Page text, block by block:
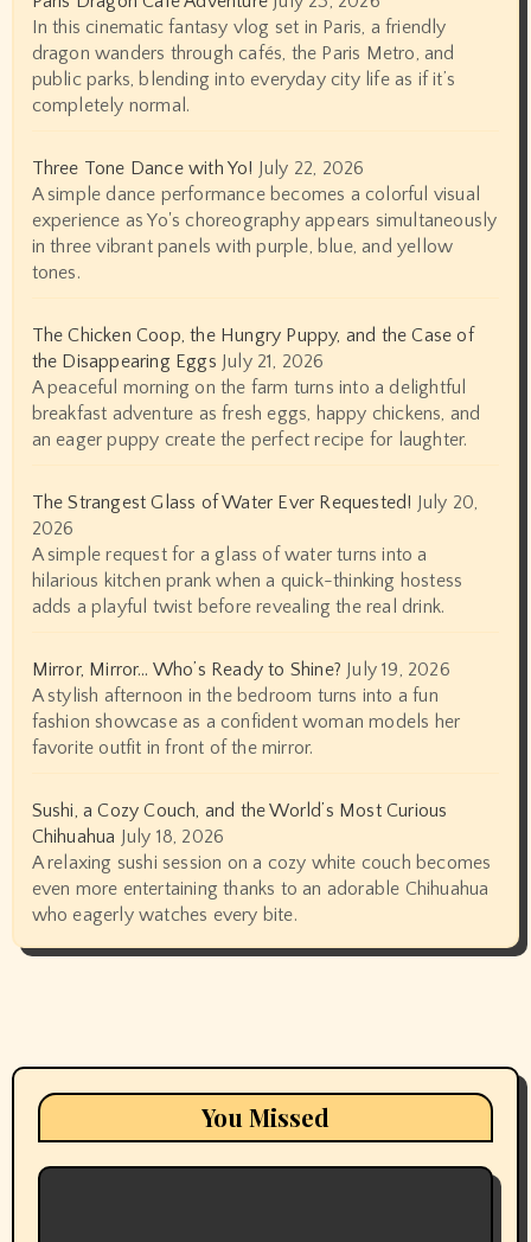
In this cinematic fantasy vlog set in Paris, a friendly
dragon wanders through cafés, the Paris Metro, and
public parks, blending into everyday city life as if it’s
completely normal.
Three Tone Dance with Yo!
July 22, 2026
A simple dance performance becomes a colorful visual
experience as Yo's choreography appears simultaneously
in three vibrant panels with purple, blue, and yellow
tones.
The Chicken Coop, the Hungry Puppy, and the Case of
the Disappearing Eggs July 21, 2026
A peaceful morning on the farm turns into a delightful
breakfast adventure as fresh eggs, happy chickens, and
an eager puppy create the perfect recipe for laughter.
The Strangest Glass of Water Ever Requested!
July 20,
2026
A simple request for a glass of water turns into a
hilarious kitchen prank when a quick-thinking hostess
adds a playful twist before revealing the real drink.
Mirror, Mirror… Who’s Ready to Shine? July 19, 2026
A stylish afternoon in the bedroom turns into a fun
fashion showcase as a confident woman models her
favorite outfit in front of the mirror.
Sushi, a Cozy Couch, and the World’s Most Curious
Chihuahua
July 18, 2026
A relaxing sushi session on a cozy white couch becomes
even more entertaining thanks to an adorable Chihuahua
who eagerly watches every bite.
You Missed